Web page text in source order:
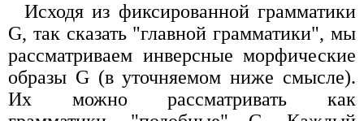
Исходя из фиксированной грамматики
G, так сказать "главной грамматики", мы
рассматриваем инверсные морфические
образы G (в уточняемом ниже смысле).
Их можно рассматривать как